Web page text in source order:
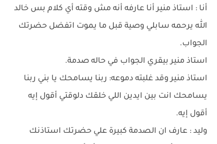
أنا : استاذ منير أنا عارفه أنه مش وقته أي كلام بس خالد
الله يرحمه سابلي وصية قبل ما يموت اتفضل حضرتك
الجواب.
استاذ منير بيقري الجواب في حاله صدمة.
استاذ منير وقد غلبته دموعه: ربنا يسامحك يا بني ربنا
يسامحك انت بين ايدين اللي خلقك دلوقتي أقول إيه
أقول إيه.
وليد : عارف ان الصدمة كبيرة علي حضرتك استاذنك